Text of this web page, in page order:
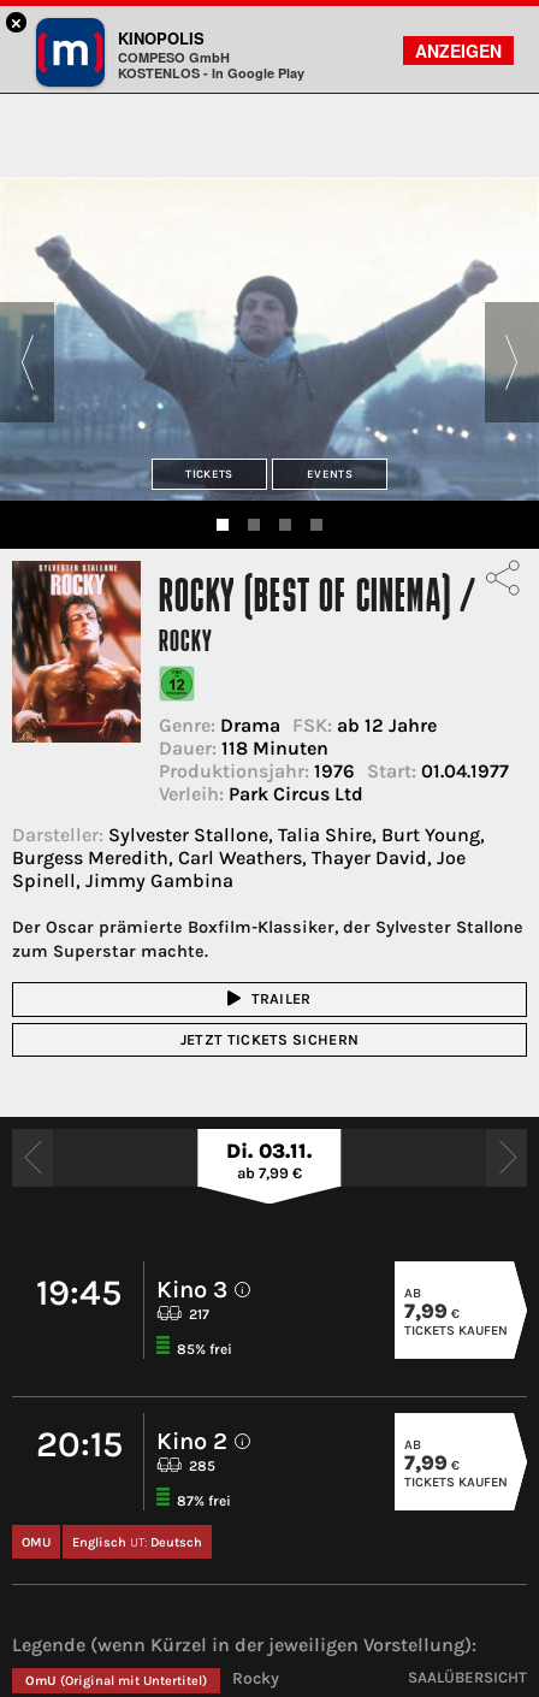
Kinopolis
FILMSUCHE
KONTO
TICKETS EVENTS
ROCKY (BEST OF CINEMA) /
ROCKY
Genre: Drama FSK: ab 12 Jahre
Dauer: 118 Minuten
Produktionsjahr: 1976 Start: 01.04.1977
Verleih: Park Circus Ltd
Darsteller: Sylvester Stallone, Talia Shire, Burt Young,
Burgess Meredith, Carl Weathers, Thayer David, Joe
Spinell, Jimmy Gambina
Der Oscar prämierte Boxfilm-Klassiker, der Sylvester Stallone
zum Superstar machte.
TRAILER
JETZT TICKETS SICHERN
Di. 03.11.
ab 7,99 €
19:45 Kino 3 i
217
85% frei
AB
7,99 €
TICKETS KAUFEN
20:15 Kino 2 i
285
87% frei
OMU Englisch UT: Deutsch
AB
7,99 €
TICKETS KAUFEN
Legende (wenn Kürzel in der jeweiligen Vorstellung):
OmU (Original mit Untertitel) Rocky SAALÜBERSICHT
×
KINOPOLIS
COMPESO GmbH
KOSTENLOS - In Google Play
ANZEIGEN